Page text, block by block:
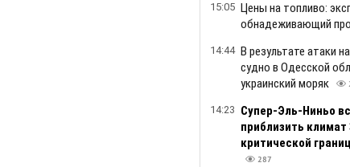
15:05 Цены на топливо:
обнадеживающий
14:44 В результате атаки
судно в Одесской
украинский моряк
14:23 Супер-Эль-Ниньо
приблизить
критической
287